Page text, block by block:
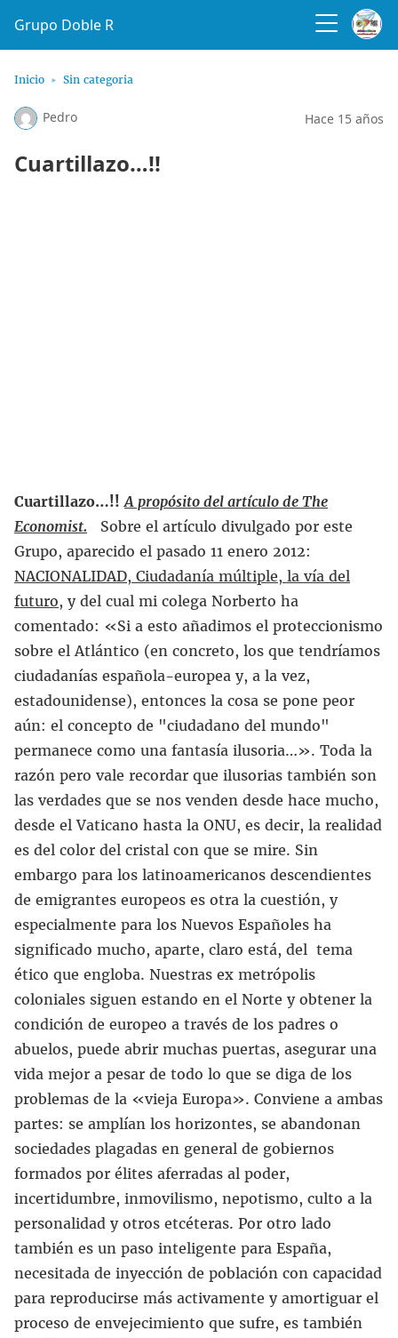
Grupo Doble R
Inicio Sin categoria
Pedro Hace 15 años
Cuartillazo…!!
Cuartillazo…!! A propósito del artículo de The
Economist. Sobre el artículo divulgado por este
Grupo, aparecido el pasado 11 enero 2012:
NACIONALIDAD, Ciudadanía múltiple, la vía del
futuro, y del cual mi colega Norberto ha
comentado: «Si a esto añadimos el proteccionismo
sobre el Atlántico (en concreto, los que tendríamos
ciudadanías española-europea y, a la vez,
estadounidense), entonces la cosa se pone peor
aún: el concepto de "ciudadano del mundo"
permanece como una fantasía ilusoria…». Toda la
razón pero vale recordar que ilusorias también son
las verdades que se nos venden desde hace mucho,
desde el Vaticano hasta la ONU, es decir, la realidad
es del color del cristal con que se mire. Sin
embargo para los latinoamericanos descendientes
de emigrantes europeos es otra la cuestión, y
especialmente para los Nuevos Españoles ha
significado mucho, aparte, claro está, del tema
ético que engloba. Nuestras ex metrópolis
coloniales siguen estando en el Norte y obtener la
condición de europeo a través de los padres o
abuelos, puede abrir muchas puertas, asegurar una
vida mejor a pesar de todo lo que se diga de los
problemas de la «vieja Europa». Conviene a ambas
partes: se amplían los horizontes, se abandonan
sociedades plagadas en general de gobiernos
formados por élites aferradas al poder,
incertidumbre, inmovilismo, nepotismo, culto a la
personalidad y otros etcéteras. Por otro lado
también es un paso inteligente para España,
necesitada de inyección de población con capacidad
para reproducirse más activamente y amortiguar el
proceso de envejecimiento que sufre, es también